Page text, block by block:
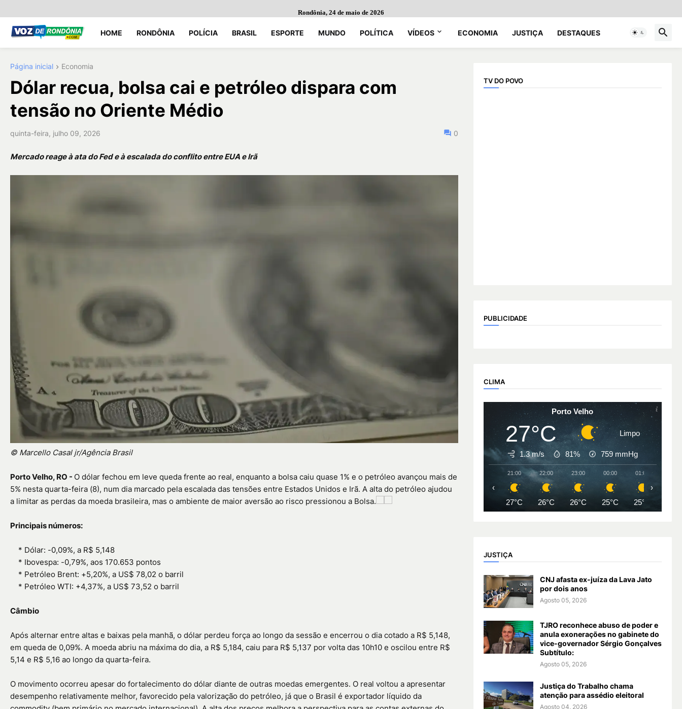
Rondônia, 24 de maio de 2026
HOME RONDÔNIA POLÍCIA BRASIL ESPORTE MUNDO POLÍTICA VÍDEOS ECONOMIA JUSTIÇA DESTAQUES
Página inicial Economia
Dólar recua, bolsa cai e petróleo dispara com
tensão no Oriente Médio
quinta-feira, julho 09, 2026 0
Mercado reage à ata do Fed e à escalada do conflito entre EUA e Irã
© Marcello Casal jr/Agência Brasil
Porto Velho, RO - O dólar fechou em leve queda frente ao real, enquanto a bolsa caiu quase 1% e o petróleo avançou mais de
5% nesta quarta-feira (8), num dia marcado pela escalada das tensões entre Estados Unidos e Irã. A alta do petróleo ajudou
a limitar as perdas da moeda brasileira, mas o ambiente de maior aversão ao risco pressionou a Bolsa.
Principais números:
* Dólar: -0,09%, a R$ 5,148
* Ibovespa: -0,79%, aos 170.653 pontos
* Petróleo Brent: +5,20%, a US$ 78,02 o barril
* Petróleo WTI: +4,37%, a US$ 73,52 o barril
Câmbio
Após alternar entre altas e baixas pela manhã, o dólar perdeu força ao longo da sessão e encerrou o dia cotado a R$ 5,148,
em queda de 0,09%. A moeda abriu na máxima do dia, a R$ 5,184, caiu para R$ 5,137 por volta das 10h10 e oscilou entre R$
5,14 e R$ 5,16 ao longo da quarta-feira.
O movimento ocorreu apesar do fortalecimento do dólar diante de outras moedas emergentes. O real voltou a apresentar
desempenho relativamente melhor, favorecido pela valorização do petróleo, já que o Brasil é exportador líquido da
TV DO POVO
PUBLICIDADE
CLIMA
Porto Velho
27°C Limpo
1.3 m/s 81% 759mmHg
21:00
27°C
22:00
26°C
23:00
26°C
00:00
25°C
01:00
25°C
‹ ›
JUSTIÇA
CNJ afasta ex-juíza da Lava Jato
por dois anos
Agosto 05, 2026
TJRO reconhece abuso de poder e
anula exonerações no gabinete do
vice-governador Sérgio Gonçalves
Subtítulo:
Agosto 05, 2026
Justiça do Trabalho chama
atenção para assédio eleitoral
Agosto 04, 2026